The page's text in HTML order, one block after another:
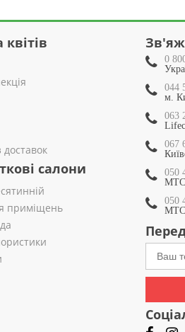
доставок
салони
приміщень
0
044
м.
063
067
050
МТС
050
МТС